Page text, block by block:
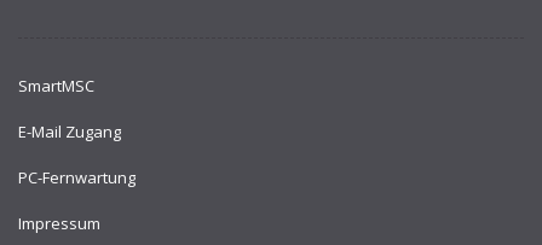
SmartMSC
E-Mail Zugang
PC-Fernwartung
Impressum